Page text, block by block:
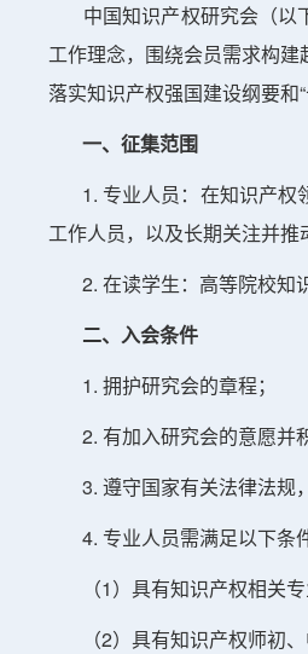
中国知识产权研究会（以
工作理念，围绕会员需求构
落实知识产权强国建设纲要
一、征集范围
1. 专业人员：在知识产权
工作人员，以及长期关注并
2. 在读学生：高等院校知
二、入会条件
1. 拥护研究会的章程；
2. 有加入研究会的意愿并
3. 遵守国家有关法律法规
4. 专业人员需满足以下条件
（1）具有知识产权相关专
（2）具有知识产权师初、